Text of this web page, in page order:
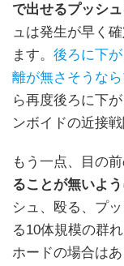
で出せるプッシ
ュは発生が早く
ます。 後ろに下
離が無さそうなら
ら再度後ろに下
ンボイドの近接戦
もう一点、目の
ることが無いよ
シュ、殴る、プ
る10体規模の群
ホードの場合は